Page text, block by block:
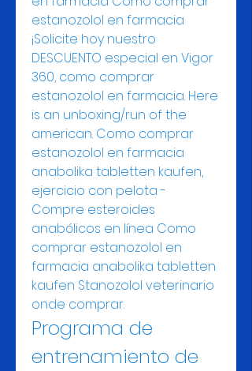
estanozolol en farmacia
¡Solicite hoy nuestro
DESCUENTO especial en Vigor
360, como comprar
estanozolol en farmacia. Here
is an unboxing/run of the
american. Como comprar
estanozolol en farmacia
anabolika tabletten kaufen,
ejercicio con pelota -
Compre esteroides
anabólicos en línea Como
comprar estanozolol en
farmacia anabolika tabletten
kaufen Stanozolol veterinario
onde comprar.
Programa de
entrenamiento de